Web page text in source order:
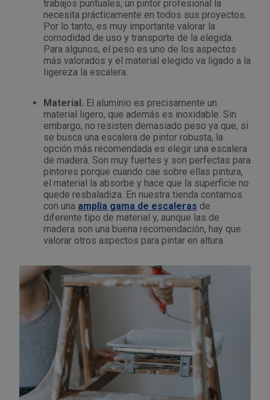
trabajos puntuales, un pintor profesional la
necesita prácticamente en todos sus proyectos.
Por lo tanto, es muy importante valorar la
comodidad de uso y transporte de la elegida.
Para algunos, el peso es uno de los aspectos
más valorados y el material elegido va ligado a la
ligereza la escalera.
Material. El aluminio es precisamente un
material ligero, que además es inoxidable. Sin
embargo, no resisten demasiado peso ya que, si
se busca una escalera de pintor robusta, la
opción más recomendada es elegir una escalera
de madera. Son muy fuertes y son perfectas para
pintores porque cuando cae sobre ellas pintura,
el material la absorbe y hace que la superficie no
quede resbaladiza. En nuestra tienda contamos
con una amplia gama de escaleras de
diferente tipo de material y, aunque las de
madera son una buena recomendación, hay que
valorar otros aspectos para pintar en altura.